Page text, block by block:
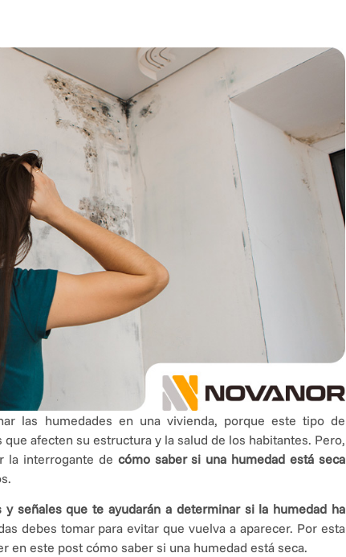
las humedades en una vivienda, porque este tipo de
afecten su estructura y la salud de los habitantes. Pero,
la interrogante de cómo saber si una humedad está seca
y señales que te ayudarán a determinar si la humedad ha
debes tomar para evitar que vuelva a aparecer. Por esta
en este post cómo saber si una humedad está seca.